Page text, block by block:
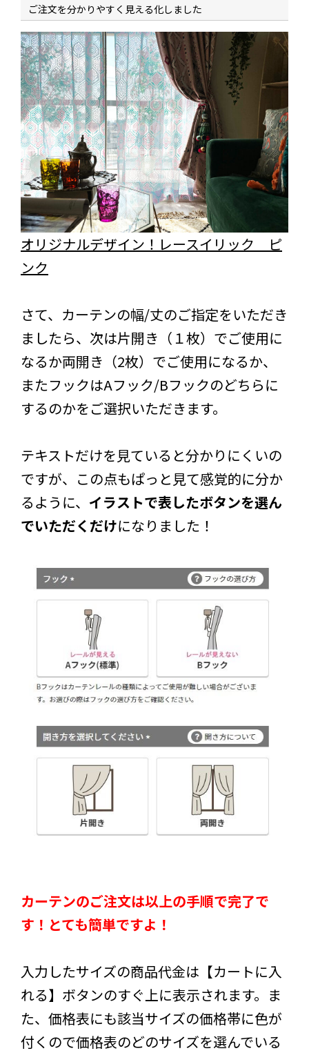
ご注文を分かりやすく見える化しました
オリジナルデザイン！レースイリック ピ
ンク
さて、カーテンの幅/丈のご指定をいただき
ましたら、次は片開き（１枚）でご使用に
なるか両開き（2枚）でご使用になるか、
またフックはAフック/Bフックのどちらに
するのかをご選択いただきます。
テキストだけを見ていると分かりにくいの
ですが、この点もぱっと見て感覚的に分か
るように、 イラストで表したボタンを選ん
でいただくだけになりました！
カーテンのご注文は以上の手順で完了で
す！とても簡単ですよ！
入力したサイズの商品代金は【カートに入
れる】ボタンのすぐ上に表示されます。ま
た、価格表にも該当サイズの価格帯に色が
付くので価格表のどのサイズを選んでいる